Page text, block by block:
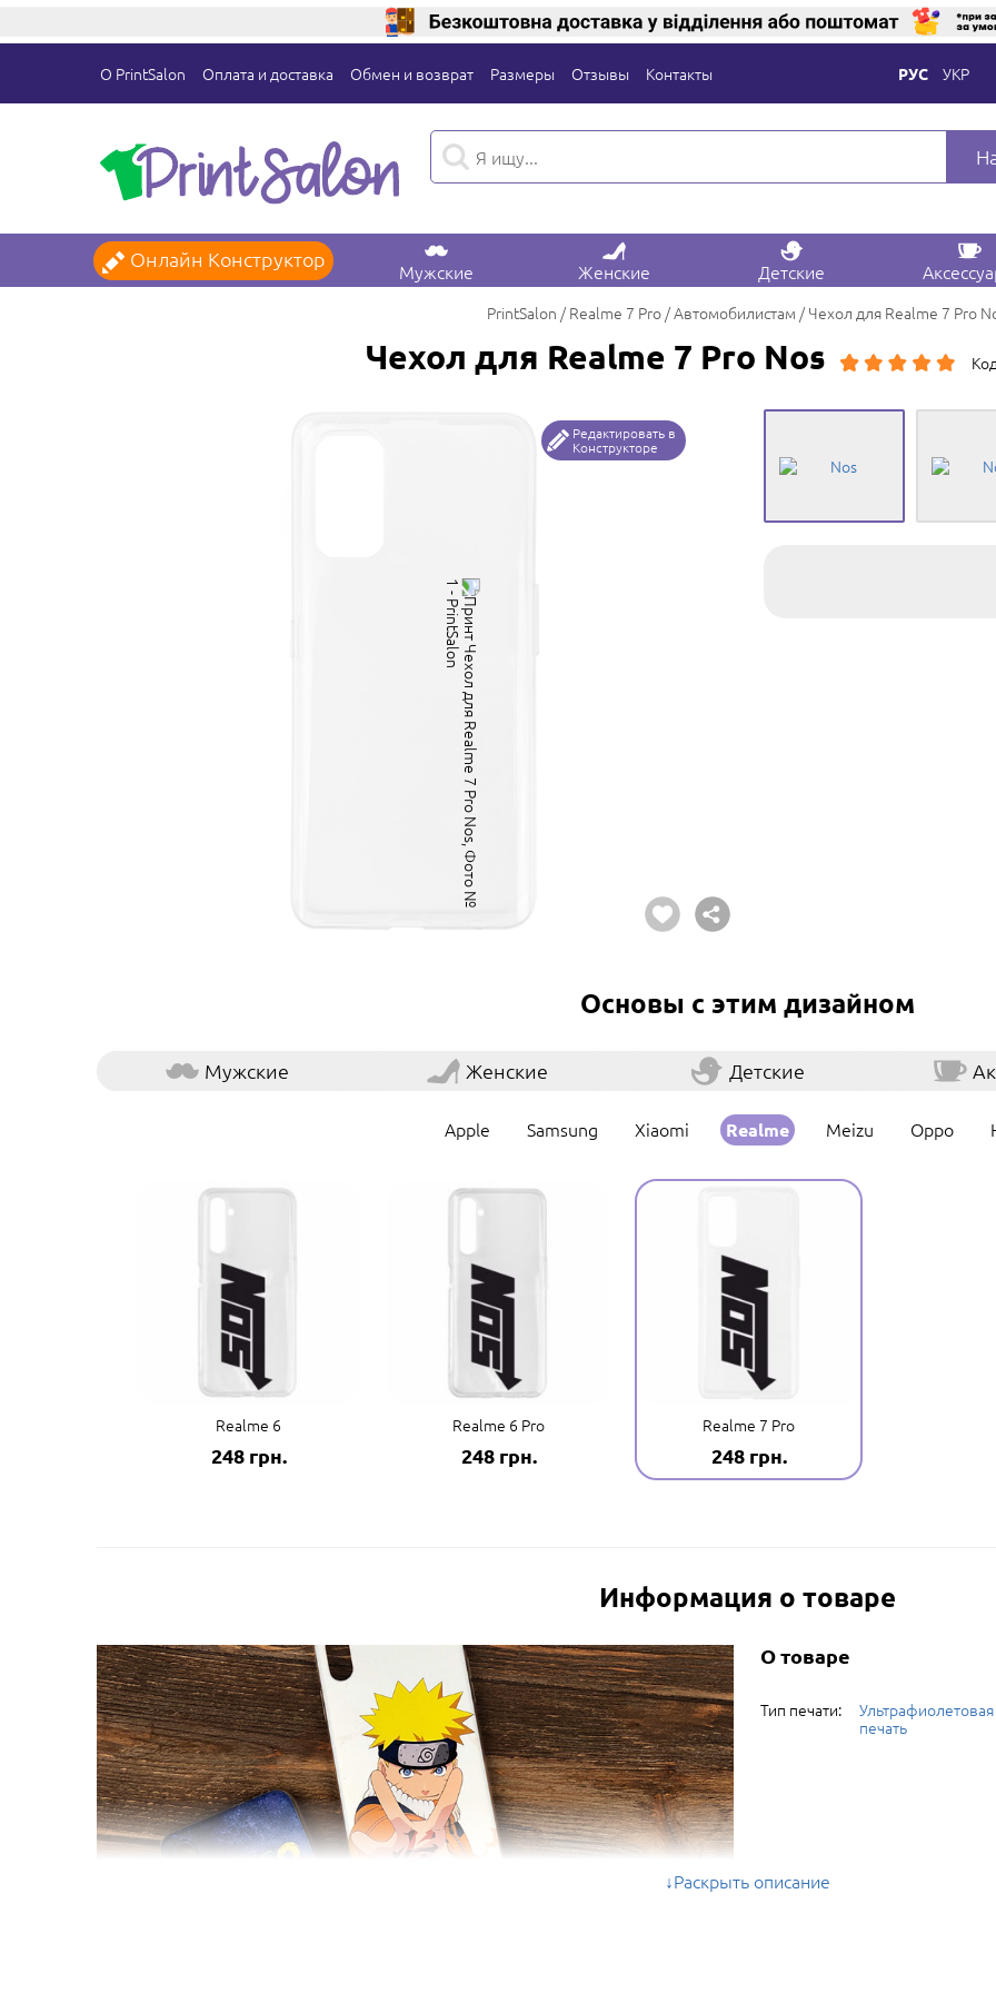
О PrintSalon Оплата и доставка Обмен и возврат Размеры Отзывы Контакты РУС УКР
Онлайн Конструктор
Мужские Женские Детские
PrintSalon Realme 7 Pro Автомобилистам Чехол для Realme 7 Pro
Чехол для Realme 7 Pro Nos
Редактировать в
Конструкторе
Основы с этим дизайном
Мужские Женские Детские
Apple Samsung Xiaomi Realme Meizu Oppo
Realme 6
248 грн.
Realme 6 Pro
248 грн.
Realme 7 Pro
248 грн.
Информация о товаре
О товаре
Тип печати:
печать
Раскрыть описание